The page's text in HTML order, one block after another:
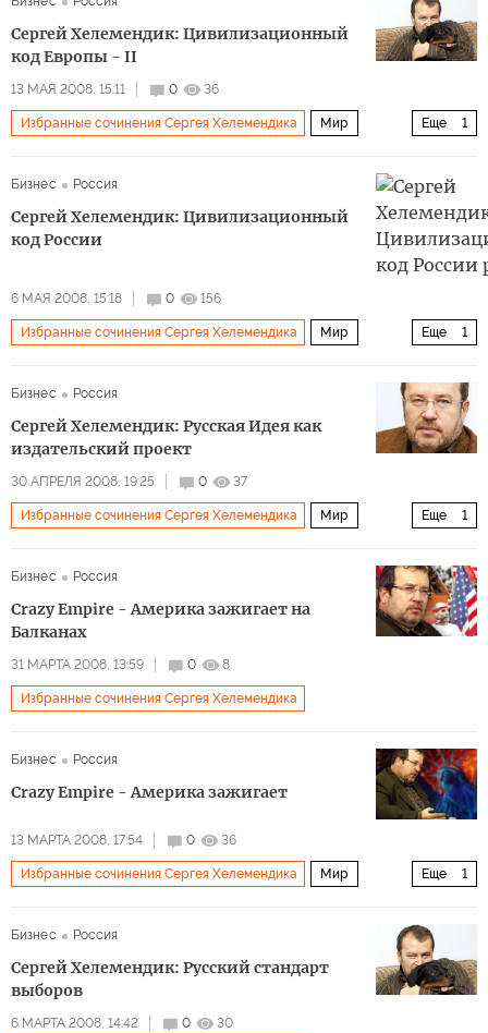
Сергей Хелемендик: Цивилизационный
код Европы - II
13 МАЯ 2008, 15:11 0 36
Еще 1
Избранные сочинения Сергея Хелемендика Мир
Бизнес
Россия
Сергей Хелемендик: Цивилизационный
код России
6 МАЯ 2008, 15:18 0 156
Еще 1
Избранные сочинения Сергея Хелемендика Мир
Бизнес
Россия
Сергей Хелемендик: Русская Идея как
издательский проект
30 АПРЕЛЯ 2008, 19:25 0 37
Еще 1
Избранные сочинения Сергея Хелемендика Мир
Бизнес
Россия
Crazy Empire - Америка зажигает на
Балканах
31 МАРТА 2008, 13:59 0 8
Избранные сочинения Сергея Хелемендика
Бизнес Россия
Crazy Empire - Америка зажигает
13 МАРТА 2008, 17:54 0 36
Еще 1
Избранные сочинения Сергея Хелемендика Мир
Бизнес
Россия
Сергей Хелемендик: Русский стандарт
выборов
6 МАРТА 2008, 14:42 0 30